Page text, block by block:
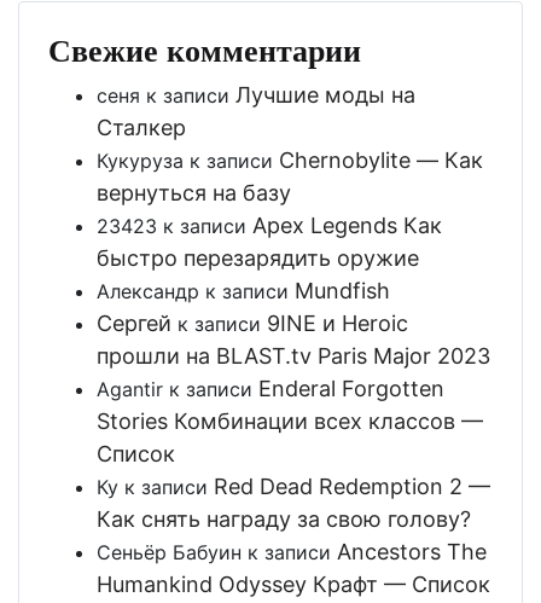
Свежие комментарии
сеня к записи Лучшие моды на
Сталкер
Кукуруза к записи Chernobylite — Как
вернуться на базу
23423 к записи Apex Legends Как
быстро перезарядить оружие
Александр к записи Mundfish
Сергей к записи 9INE и Heroic
прошли на BLAST.tv Paris Major 2023
Agantir к записи Enderal Forgotten
Stories Комбинации всех классов —
Список
Ку к записи Red Dead Redemption 2 —
Как снять награду за свою голову?
Сеньёр Бабуин к записи Ancestors The
Humankind Odyssey Крафт — Список